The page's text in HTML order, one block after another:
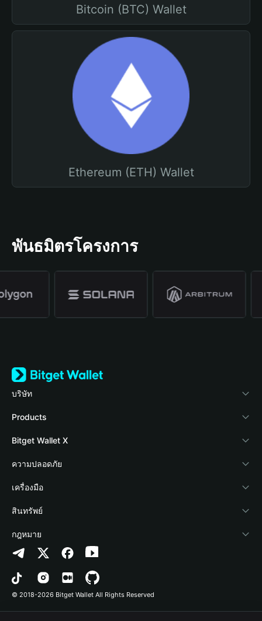
Bitcoin (BTC) Wallet
Ethereum (ETH) Wallet
พันธมิตรโครงการ
บริษัท
เกี่ยวกับ Bitget Wallet
Blog
Academy
ข่าวสารด้านคริปโต
ศูนย์ช่วยเหลือ
ติดต่อเรา
ทรัพยากรข้อมูลของแบรนด์
อาชีพ
Products
Crypto Card
Stablecoin Earn
Payfi Crypto
Crypto Swap API
Altcoin Season Index
Prediction Markets
DApp
Bitget Wallet X
นักพัฒนา
เชื่อมต่อ Wallet
Bitget Wallet Pay
ลิสต์โปรเจกต์
ความปลอดภัย
Protection Fund
เทคโนโลยีความปลอดภัย
เครื่องมือ
ซื้อคริปโต
การตรวจจับการอนุญาต
การตรวจจับสัญญา
การโอนเป็นชุด
สินทรัพย์
Arbitrum
Avalanche
Bitcoin
กฎหมาย
นโยบายความเป็นส่วนตัว
ข้อตกลงในการใช้บริการ
© 2018-2026 Bitget Wallet All Rights Reserved